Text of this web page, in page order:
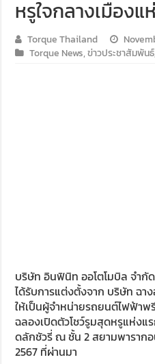
Audi Road to Korat ยกทัพขบ
หรูใจกลางเมืองแ
Torque Thailand
Torque News,ข่าวประชาสัมพันธ์
บริษัท อินฟินิท ออโตโมบิล จำกั
ได้รับการแต่งตั้งจาก บริษัท ฉา
ให้เป็นผู้จำหน่ายรถยนต์ไฟฟ้าพ
ฉลองเปิดตัวโชว์รูมสุดหรูแห่งแ
ดลักชัวรี่ ณ ชั้น 2 สยามพาราก
2567 ที่ผ่านมา